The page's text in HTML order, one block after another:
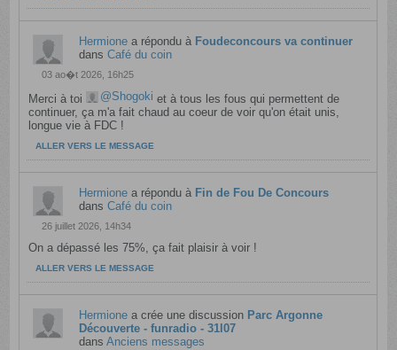
Hermione a répondu à Foudeconcours va continuer
dansCafé du coin
03 ao�t 2026, 16h25
Merci à toi Shogoki et à tous les fous qui permettent de
continuer, ça m'a fait chaud au coeur de voir qu'on était unis,
longue vie à FDC !
ALLER VERS LE MESSAGE
Hermione a répondu à Fin de Fou De Concours
dansCafé du coin
26 juillet 2026, 14h34
On a dépassé les 75%, ça fait plaisir à voir !
ALLER VERS LE MESSAGE
Hermione a crée une discussion Parc Argonne
Découverte - funradio - 31l07
dansAnciens messages